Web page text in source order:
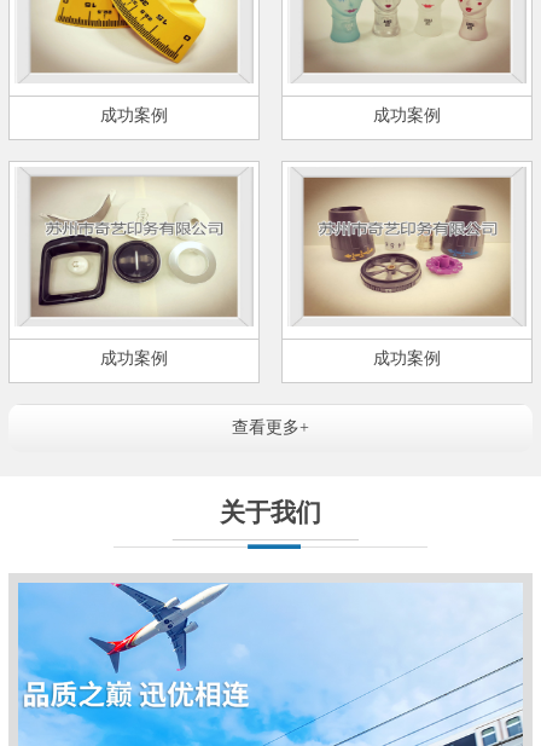
成功案例 成功案例
成功案例 成功案例
查看更多+
关于我们